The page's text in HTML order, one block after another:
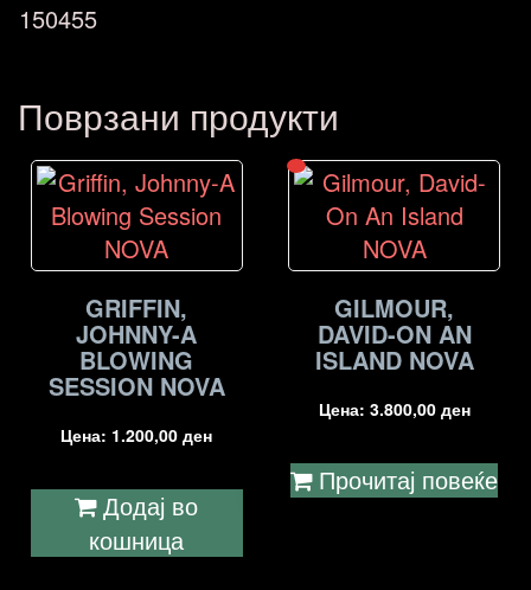
150455
Поврзани продукти
GRIFFIN,
JOHNNY-A
BLOWING
SESSION NOVA
Цена: 1.200,00ден
Додај во
кошница
GILMOUR,
DAVID-ON AN
ISLAND NOVA
Цена: 3.800,00 ден
Прочитај повеќе